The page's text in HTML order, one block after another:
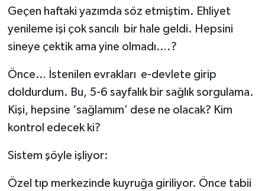
Geçen haftaki yazımda söz etmiştim. Ehliyet
yenileme işi çok sancılı bir hale geldi. Hepsini
sineye çektik ama yine olmadı….?
Önce… İstenilen evrakları e-devlete girip
doldurdum. Bu, 5-6 sayfalık bir sağlık sorgulama.
Kişi, hepsine ‘sağlamım’ dese ne olacak? Kim
kontrol edecek ki?
Sistem şöyle işliyor:
Özel tıp merkezinde kuyruğa giriliyor. Önce tabii